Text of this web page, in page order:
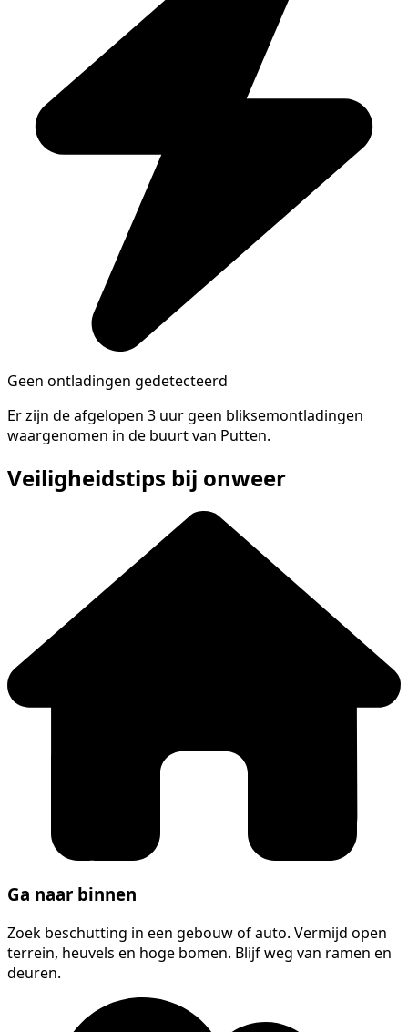
Geen ontladingen gedetecteerd
Er zijn de afgelopen 3 uur geen bliksemontladingen
waargenomen in de buurt van Putten.
Veiligheidstips bij onweer
Ga naar binnen
Zoek beschutting in een gebouw of auto. Vermijd open
terrein, heuvels en hoge bomen. Blijf weg van ramen en
deuren.